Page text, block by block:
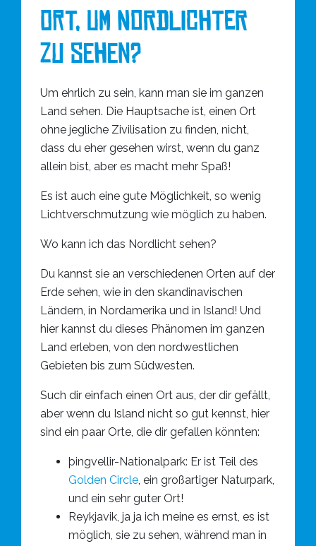
Ort, um Nordlichter
zu sehen?
Um ehrlich zu sein, kann man sie im ganzen
Land sehen. Die Hauptsache ist, einen Ort
ohne jegliche Zivilisation zu finden, nicht,
dass du eher gesehen wirst, wenn du ganz
allein bist, aber es macht mehr Spaß!
Es ist auch eine gute Möglichkeit, so wenig
Lichtverschmutzung wie möglich zu haben.
Wo kann ich das Nordlicht sehen?
Du kannst sie an verschiedenen Orten auf der
Erde sehen, wie in den skandinavischen
Ländern, in Nordamerika und in Island! Und
hier kannst du dieses Phänomen im ganzen
Land erleben, von den nordwestlichen
Gebieten bis zum Südwesten.
Such dir einfach einen Ort aus, der dir gefällt,
aber wenn du Island nicht so gut kennst, hier
sind ein paar Orte, die dir gefallen könnten:
þingvellir-Nationalpark: Er ist Teil des
Golden Circle, ein großartiger Naturpark,
und ein sehr guter Ort!
Reykjavik, ja ja ich meine es ernst, es ist
möglich, sie zu sehen, während man in